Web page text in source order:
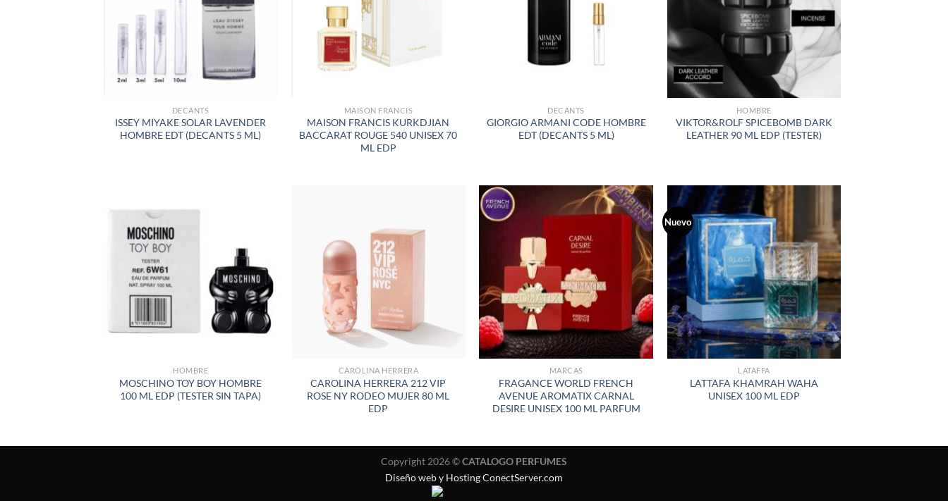
DESEOS
DECANTS
ISSEY MIYAKE SOLAR LAVENDER
HOMBRE EDT (DECANTS 5 ML)
MAISON FRANCIS
MAISON FRANCIS KURKDJIAN
BACCARAT ROUGE 540 UNISEX 70
ML EDP
DESEOS
DECANTS
GIORGIO ARMANI CODE HOMBRE
EDT (DECANTS 5 ML)
DESEOS
HOMBRE
VIKTOR&ROLF SPICEBOMB DARK
LEATHER 90 ML EDP (TESTER)
LISTA
DE
DESEOS
HOMBRE
MOSCHINO TOY BOY HOMBRE
100 ML EDP (TESTER SIN TAPA)
CAROLINA HERRERA
CAROLINA HERRERA 212 VIP
ROSE NY RODEO MUJER 80 ML
EDP
DESEOS
MARCAS
FRAGANCE WORLD FRENCH
AVENUE AROMATIX CARNAL
DESIRE UNISEX 100 ML PARFUM
Nuevo
AÑADIR
A LA
LISTA
DE
DESEOS
LATAFFA
LATTAFA KHAMRAH WAHA
UNISEX 100 ML EDP
Copyright 2026 ©CATALOGO PERFUMES
Diseño web y Hosting ConectServer.com